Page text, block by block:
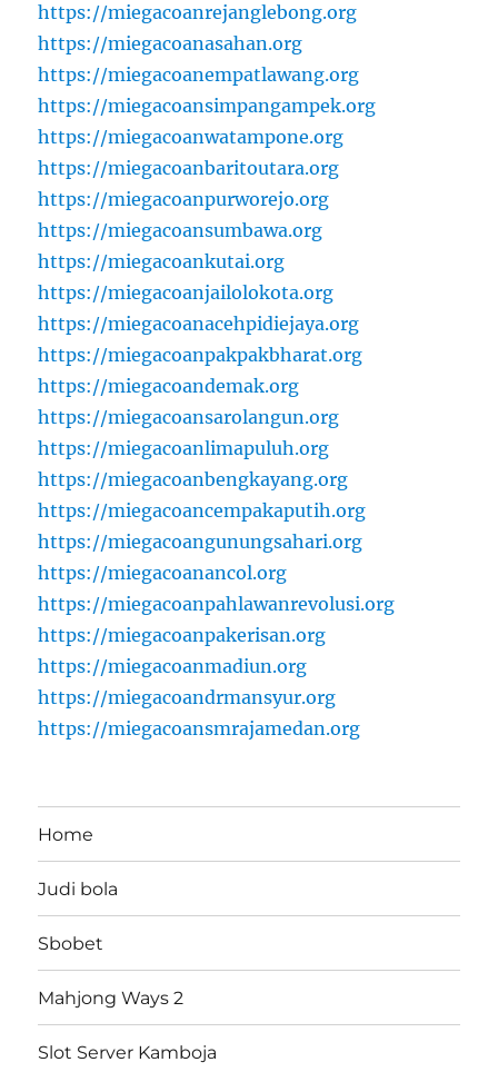
https://miegacoanrejanglebong.org
https://miegacoanasahan.org
https://miegacoanempatlawang.org
https://miegacoansimpangampek.org
https://miegacoanwatampone.org
https://miegacoanbaritoutara.org
https://miegacoanpurworejo.org
https://miegacoansumbawa.org
https://miegacoankutai.org
https://miegacoanjailolokota.org
https://miegacoanacehpidiejaya.org
https://miegacoanpakpakbharat.org
https://miegacoandemak.org
https://miegacoansarolangun.org
https://miegacoanlimapuluh.org
https://miegacoanbengkayang.org
https://miegacoancempakaputih.org
https://miegacoangunungsahari.org
https://miegacoanancol.org
https://miegacoanpahlawanrevolusi.org
https://miegacoanpakerisan.org
https://miegacoanmadiun.org
https://miegacoandrmansyur.org
https://miegacoansmrajamedan.org
Home
Judi bola
Sbobet
Mahjong Ways 2
Slot Server Kamboja